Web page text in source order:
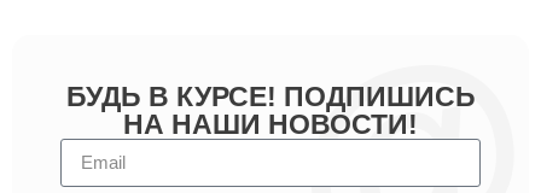
БУДЬ В КУРСЕ! ПОДПИШИСЬ
НА НАШИ НОВОСТИ!